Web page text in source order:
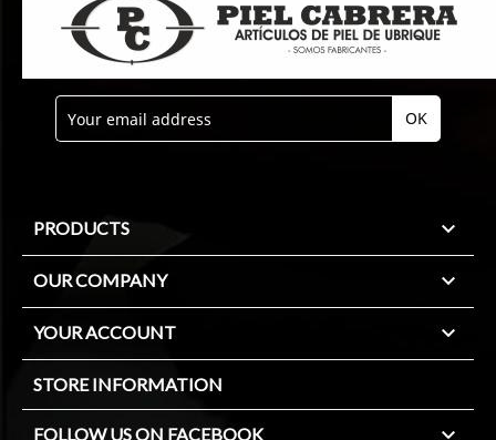
PRODUCTS 
OUR COMPANY 
YOUR ACCOUNT 
STORE INFORMATION
FOLLOW US ON FACEBOOK